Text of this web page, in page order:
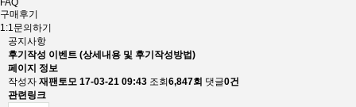
FAQ
구매후기
1:1문의하기
공지사항
후기작성 이벤트 (상세내용 및 후기작성방법)
페이지 정보
작성자 재팬토모 17-03-21 09:43 조회 6,847회 댓글0건
관련링크